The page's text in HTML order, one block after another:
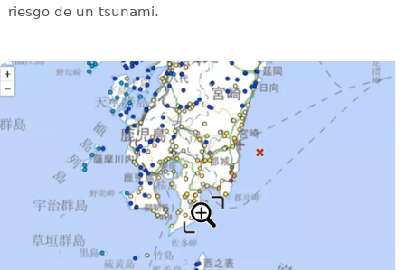
riesgo de un tsunami.